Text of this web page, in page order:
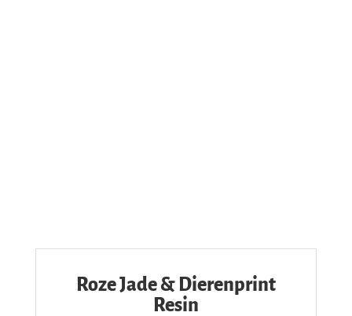
Roze Jade & Dierenprint
Resin